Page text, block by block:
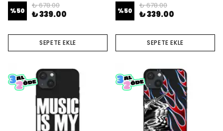
%50
₺ 678.00
₺ 339.00
SEPETE EKLE
%50
₺ 678.00
₺ 339.00
SEPETE EKLE